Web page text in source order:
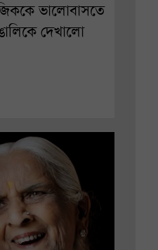
ভালোবাসতে
দেখালো